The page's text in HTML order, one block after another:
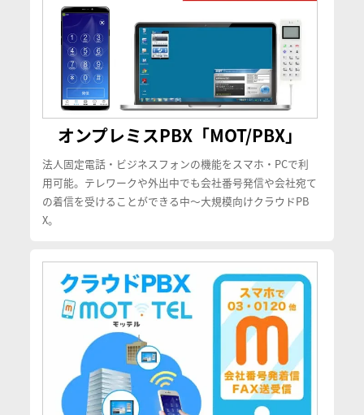
オンプレミスPBX「MOT/PBX」
法人固定電話・ビジネスフォンの機能をスマホ・PCで利
用可能。テレワークや外出中でも会社番号発信や会社宛て
の着信を受けることができる中〜大規模向けクラウドPB
X。